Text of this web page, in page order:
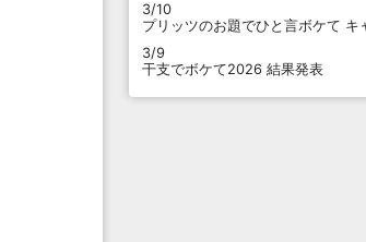
3/10
プリッツのお題でひと言ボケて キ
3/9
干支でボケて2026 結果発表